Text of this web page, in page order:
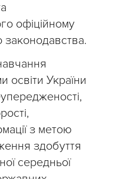
офіційному
законодавства.
освіти України
з метою
здобуття
середньої